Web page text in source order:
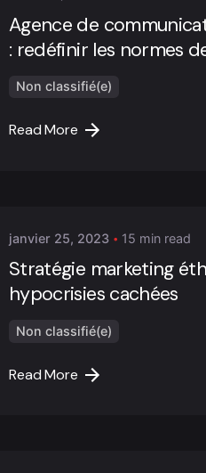
Agence de
: redéfinir les normes
Non classifié(e)
Read More
janvier 25, 2023 15 min read
Stratégie marketing
hypocrisies cachées
Non classifié(e)
Read More